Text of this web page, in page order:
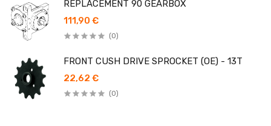
REPLACEMENT 90 GEARBOX
111,90 €
(0)
FRONT CUSH DRIVE SPROCKET (OE) - 13T
22,62 €
(0)